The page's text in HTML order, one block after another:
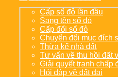
Cấp sổ đỏ lần đầu
Sang tên sổ đỏ
Cấp đổi sổ đỏ
Chuyển đổi mục đích
Thừa kế nhà đất
Tư vấn về thu hồi đất
Giải quyết tranh chấp
Hỏi đáp về đất đai